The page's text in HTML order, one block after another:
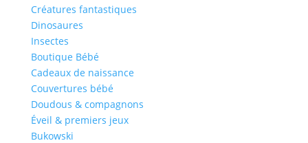
Créatures fantastiques
Dinosaures
Insectes
Boutique Bébé
Cadeaux de naissance
Couvertures bébé
Doudous & compagnons
Éveil & premiers jeux
Bukowski